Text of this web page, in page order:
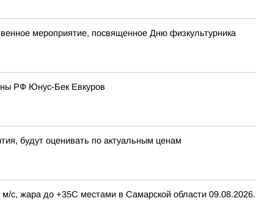
мероприятие, посвященное Дню физкультурника
РФ Юнус-Бек Евкуров
будут оценивать по актуальным ценам
с, жара до +35С местами в Самарской области